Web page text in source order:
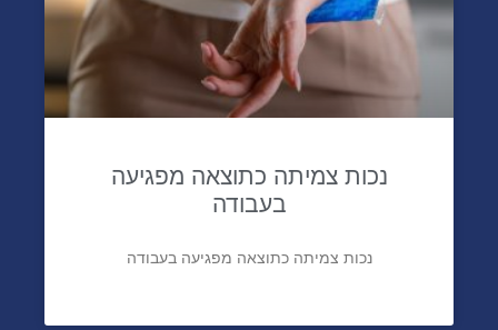
נכות צמיתה כתוצאה מפגיעה
בעבודה
נכות צמיתה כתוצאה מפגיעה בעבודה